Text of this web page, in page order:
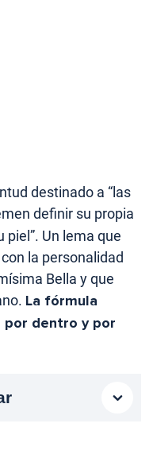
destinado a “las
definir su propia
piel”. Un lema que
la personalidad
Bella y que
La fórmula
dentro y por